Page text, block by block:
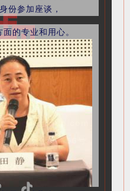
份参加座谈，
的专业和用心。
式
68938021
南广场慈恩路66号
体